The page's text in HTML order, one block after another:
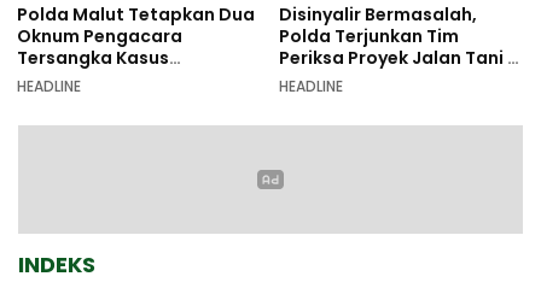
Polda Malut Tetapkan Dua
Oknum Pengacara
Tersangka Kasus
Pemalsuan Dokumen
HEADLINE
Disinyalir Bermasalah,
Polda Terjunkan Tim
Periksa Proyek Jalan Tani di
Galala
HEADLINE
INDEKS